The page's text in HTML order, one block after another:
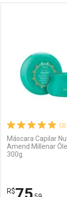
(2)
Máscara Capilar
Amend Millenar
300g
R$